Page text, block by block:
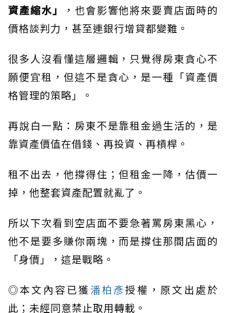
資產縮水」
，也會影響他將來要賣店面時的
價格談判力，甚至連銀行增貸都變難。
很多人沒看懂這層邏輯，只覺得房東貪心不
願便宜租，但這不是貪心，是一種「資產價
格管理的策略」。
再說白一點：房東不是靠租金過生活的，是
靠資產價值在借錢、再投資、再槓桿。
租不出去，他撐得住；但租金一降，估價一
掉，他整套資產配置就亂了。
所以下次看到空店面不要急著罵房東黑心，
他不是要多賺你兩塊，而是撐住那間店面的
「身價」，這是戰略。
◎本文內容已獲潘柏彥授權，原文出處於
此；未經同意禁止取用轉載。